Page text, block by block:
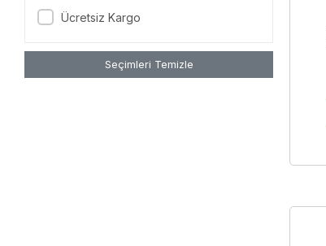
Ücretsiz Kargo
Seçimleri Temizle